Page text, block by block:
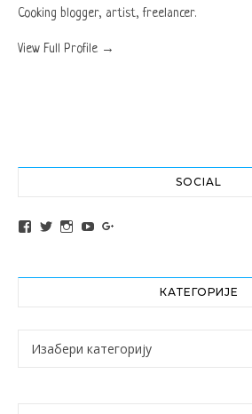
Cooking blogger, artist, freelancer.
View Full Profile →
SOCIAL
View altochef’s profile on Facebook
View jovancica73’s profile on Twitter
View jovancica73’s profile on
View jovancica73’s profile
КАТЕГОРИЈЕ
Категорије